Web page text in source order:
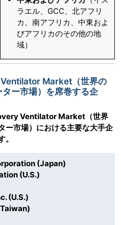
ラエル、GCC、北アフリ
カ、南アフリカ、中東およ
びアフリカのその他の地
域）
Market（世界の
ー市場）を席巻する企
Ventilator Market（世界
ー市場）における主要な大手企
(Japan)
(U.S.)
(U.S.)